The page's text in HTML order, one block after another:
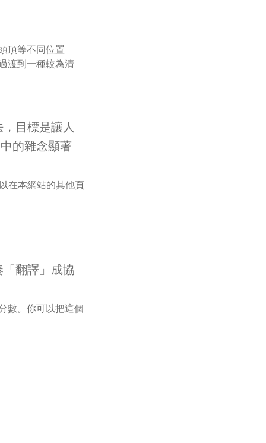
頂等不同位置
渡到一種較為清
目標是讓人
的雜念顯著
在本網站的其他頁
翻譯」成協
數。你可以把這個